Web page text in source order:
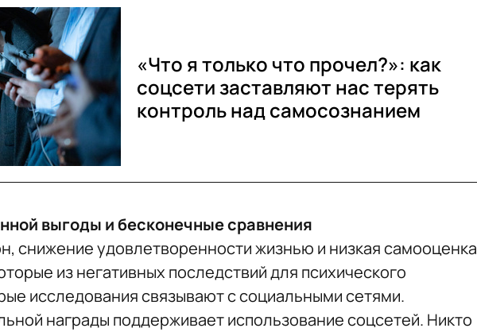
«Что я только что прочел?»: как
соцсети заставляют нас терять
контроль над самосознанием
выгоды и бесконечные сравнения
снижение удовлетворенности жизнью и низкая самооценка
из негативных последствий для психического
исследования связывают с социальными сетями.
награды поддерживает использование соцсетей. Никто